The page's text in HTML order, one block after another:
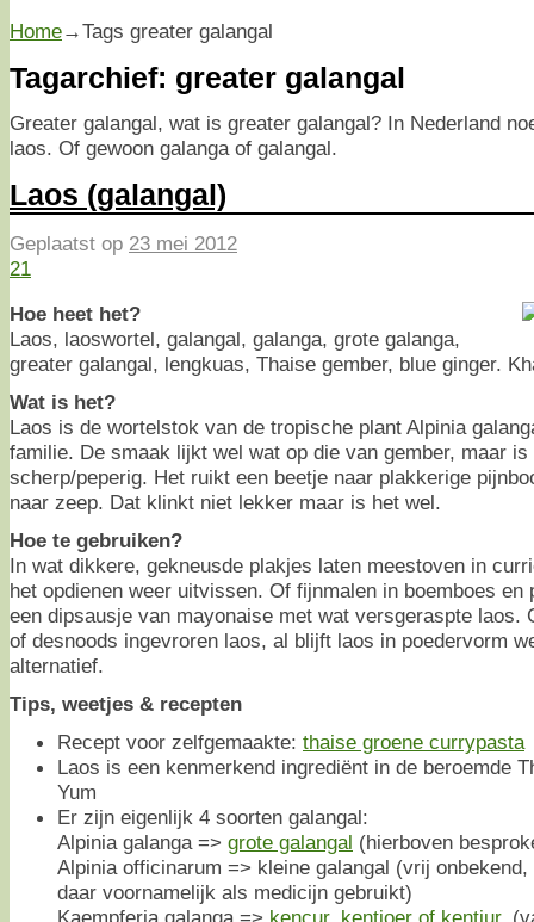
Home→Tags greater galangal
Tagarchief: greater galangal
Greater galangal, wat is greater galangal? In Nederland
laos. Of gewoon galanga of galangal.
Laos (galangal)
Geplaatst op 23 mei 2012
21
Hoe heet het?
Laos, laoswortel, galangal, galanga, grote galanga,
greater galangal, lengkuas, Thaise gember, blue ginger.
Wat is het?
Laos is de wortelstok van de tropische plant Alpinia
familie. De smaak lijkt wel wat op die van gember, maar
scherp/peperig. Het ruikt een beetje naar plakkerige
naar zeep. Dat klinkt niet lekker maar is het wel.
Hoe te gebruiken?
In wat dikkere, gekneusde plakjes laten meestoven in
het opdienen weer uitvissen. Of fijnmalen in boemboes
een dipsausje van mayonaise met wat versgeraspte laos.
of desnoods ingevroren laos, al blijft laos in poedervorm
alternatief.
Tips, weetjes & recepten
Recept voor zelfgemaakte: thaise groene currypasta
Laos is een kenmerkend ingrediënt in de beroemde
Yum
Er zijn eigenlijk 4 soorten galangal:
Alpinia galanga => grote galangal (hierboven
Alpinia officinarum => kleine galangal (vrij
daar voornamelijk als medicijn gebruikt)